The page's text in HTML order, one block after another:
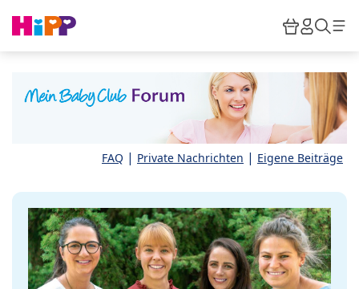
HiPP
FAQ | Private Nachrichten | Eigene Beiträge